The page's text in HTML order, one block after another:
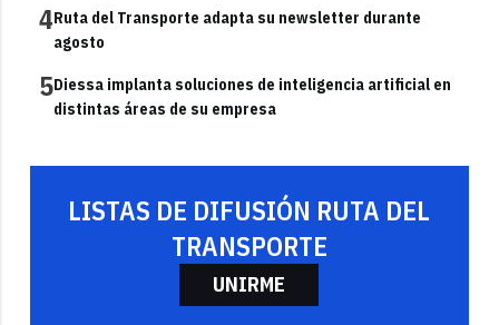
4Ruta del Transporte adapta su newsletter durante
agosto
5Diessa implanta soluciones de inteligencia artificial en
distintas áreas de su empresa
LISTAS DE DIFUSIÓN RUTA DEL
TRANSPORTE
UNIRME